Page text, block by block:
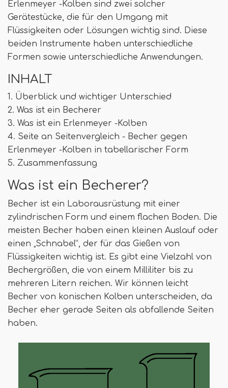
Erlenmeyer -Kolben sind zwei solcher
Gerätestücke, die für den Umgang mit
Flüssigkeiten oder Lösungen wichtig sind. Diese
beiden Instrumente haben unterschiedliche
Formen sowie unterschiedliche Anwendungen.
INHALT
1. Überblick und wichtiger Unterschied
2. Was ist ein Becherer
3. Was ist ein Erlenmeyer -Kolben
4. Seite an Seitenvergleich - Becher gegen
Erlenmeyer -Kolben in tabellarischer Form
5. Zusammenfassung
Was ist ein Becherer?
Becher ist ein Laborausrüstung mit einer
zylindrischen Form und einem flachen Boden. Die
meisten Becher haben einen kleinen Auslauf oder
einen „Schnabel“, der für das Gießen von
Flüssigkeiten wichtig ist. Es gibt eine Vielzahl von
Bechergrößen, die von einem Milliliter bis zu
mehreren Litern reichen. Wir können leicht
Becher von konischen Kolben unterscheiden, da
Becher eher gerade Seiten als abfallende Seiten
haben.